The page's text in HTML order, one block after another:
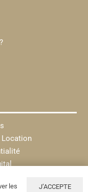
Location
les
J’ACCEPTE